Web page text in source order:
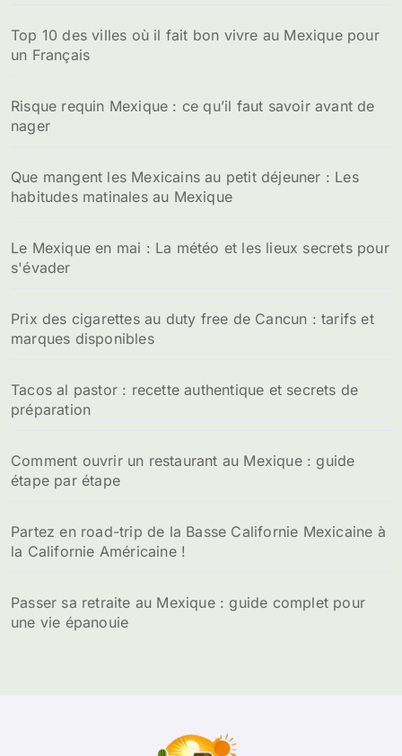
Top 10 des villes où il fait bon vivre au Mexique pour
un Français
Risque requin Mexique : ce qu’il faut savoir avant de
nager
Que mangent les Mexicains au petit déjeuner : Les
habitudes matinales au Mexique
Le Mexique en mai : La météo et les lieux secrets pour
s'évader
Prix des cigarettes au duty free de Cancun : tarifs et
marques disponibles
Tacos al pastor : recette authentique et secrets de
préparation
Comment ouvrir un restaurant au Mexique : guide
étape par étape
Partez en road-trip de la Basse Californie Mexicaine à
la Californie Américaine !
Passer sa retraite au Mexique : guide complet pour
une vie épanouie